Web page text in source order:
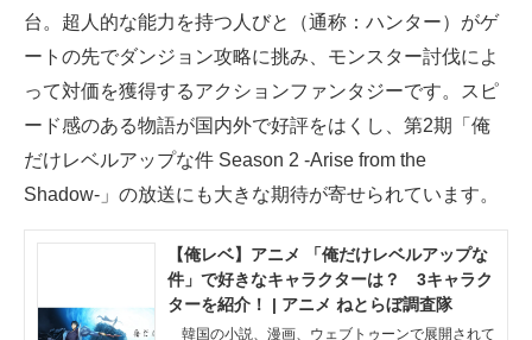
企業ITのトレンドを詳説
マーケ×ITの今がよく分かる
企業向けIT製品の総合サイト
IT製品の技術・比較・事例
製造業のIT導入・活用を支援
台。超人的な能力を持つ人びと（通称：ハンター）がゲ
ートの先でダンジョン攻略に挑み、モンスター討伐によ
って対価を獲得するアクションファンタジーです。スピ
ード感のある物語が国内外で好評をはくし、第2期「俺
だけレベルアップな件 Season 2 -Arise from the
Shadow-」の放送にも大きな期待が寄せられています。
【俺レベ】アニメ 「俺だけレベルアップな
件」で好きなキャラクターは？ 3キャラク
ターを紹介！ | アニメ ねとらぼ調査隊
韓国の小説、漫画、ウェブトゥーンで展開されて